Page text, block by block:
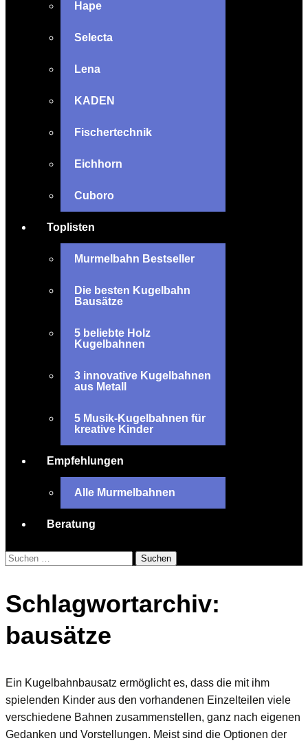
Hape
Selecta
Lena
KADEN
Fischertechnik
Eichhorn
Cuboro
Toplisten
Murmelbahn Bestseller
Die besten Kugelbahn
Bausätze
5 beliebte Holz
Kugelbahnen
3 innovative Kugelbahnen
aus Metall
5 Musik-Kugelbahnen für
kreative Kinder
Empfehlungen
Alle Murmelbahnen
Beratung
Suchen
nach:
Schlagwortarchiv:
bausätze
Ein Kugelbahnbausatz ermöglicht es, dass die mit ihm
spielenden Kinder aus den vorhandenen Einzelteilen viele
verschiedene Bahnen zusammenstellen, ganz nach eigenen
Gedanken und Vorstellungen. Meist sind die Optionen der